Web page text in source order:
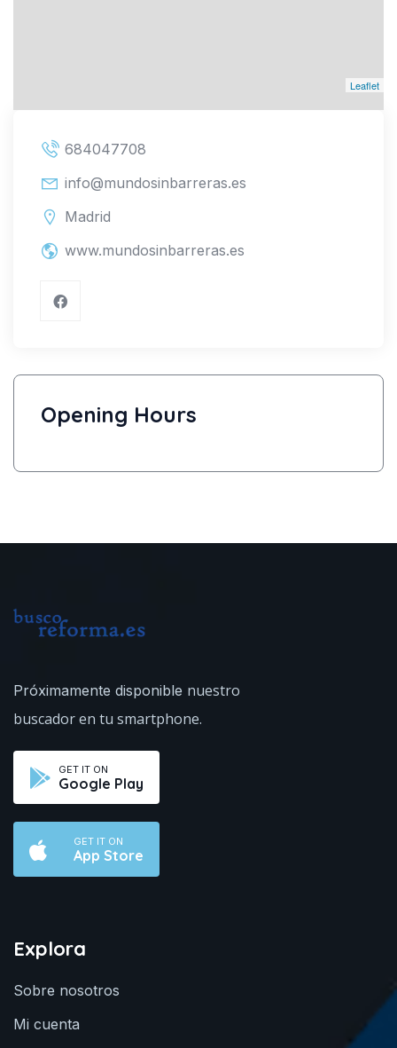
Leaflet
684047708
info@mundosinbarreras.es
Madrid
www.mundosinbarreras.es
Opening Hours
Próximamente disponible nuestro
buscador en tu smartphone.
GET IT ON
Google Play
GET IT ON
App Store
Explora
Sobre nosotros
Mi cuenta